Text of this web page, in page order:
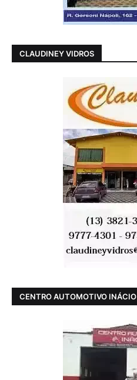
CLAUDINEY VIDROS
CENTRO AUTOMOTIVO INÁCIO